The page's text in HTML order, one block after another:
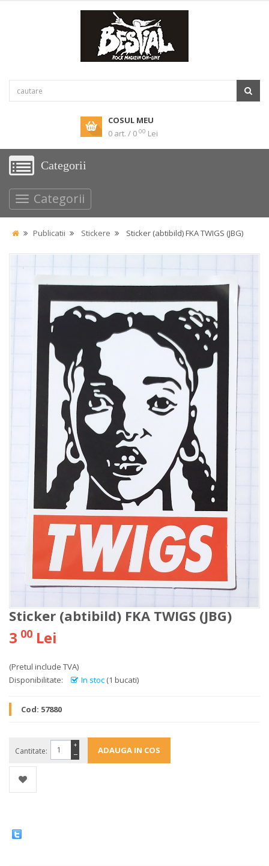
COSUL MEU
0 art. / 0 00 Lei
Categorii
Categorii
Publicatii Stickere Sticker (abtibild) FKA TWIGS (JBG)
Sticker (abtibild) FKA TWIGS (JBG)
3 00 Lei
(Pretul include TVA)
Disponibilitate:
In stoc (1 bucati)
Cod: 57880
Cantitate: −
+